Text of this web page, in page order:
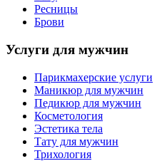
Ресницы
Брови
Услуги для мужчин
Парикмахерские услуги
Маникюр для мужчин
Педикюр для мужчин
Косметология
Эстетика тела
Тату для мужчин
Трихология